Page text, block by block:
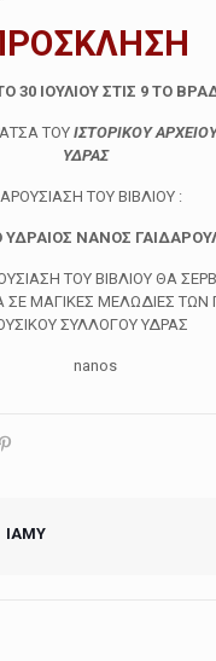
30 ΙΟΥΛΙΟΥ ΣΤΙΣ 9 ΤΟ
ΤΟΥ ΙΣΤΟΡΙΚΟΥ
ΥΔΡΑΣ
ΤΟΥ ΒΙΒΛΙΟΥ :
ΥΔΡΑΙΟΣ ΝΑΝΟΣ
ΤΟΥ ΒΙΒΛΙΟΥ ΘΑ
ΜΑΓΙΚΕΣ ΜΕΛΩΔΙΕΣ ΤΩΝ
ΣΥΛΛΟΓΟΥ ΥΔΡΑΣ
IAMY